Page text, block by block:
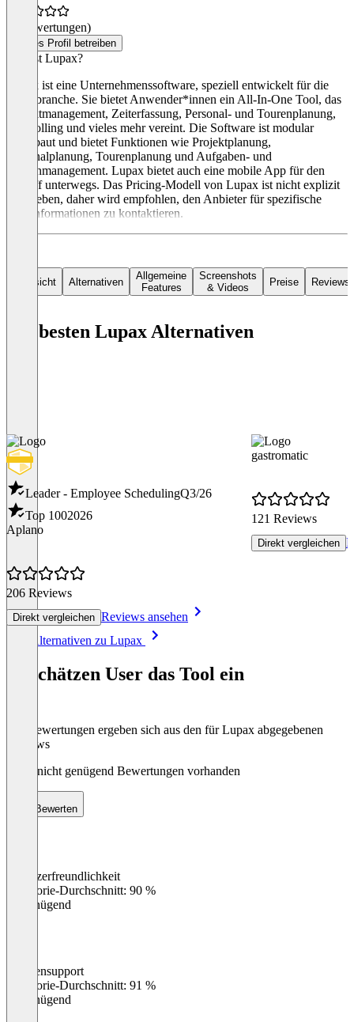
(0 Bewertungen)
Dieses Profil betreiben
Was ist Lupax?
Lupax ist eine Unternehmenssoftware, speziell entwickelt für die
Eventbranche. Sie bietet Anwender*innen ein All-In-One Tool, das
Projektmanagement, Zeiterfassung, Personal- und Tourenplanung,
Controlling und vieles mehr vereint. Die Software ist modular
aufgebaut und bietet Funktionen wie Projektplanung,
Personalplanung, Tourenplanung und Aufgaben- und
Terminmanagement. Lupax bietet auch eine mobile App für den
Zugriff unterwegs. Das Pricing-Modell von Lupax ist nicht explizit
angegeben, daher wird empfohlen, den Anbieter für spezifische
Preisinformationen zu kontaktieren.
Übersicht Alternativen
Allgemeine
Features
Screenshots
& Videos
Preise Reviews
Die besten Lupax Alternativen
Leader - Employee SchedulingQ3/26
Top 1002026
Aplano
206 Reviews
Direkt vergleichen Reviews ansehen
gastromatic
121 Reviews
Direkt vergleichen
Alle Alternativen zu Lupax
So schätzen User das Tool ein
Die Bewertungen ergeben sich aus den für Lupax abgegebenen
Reviews
Noch nicht genügend Bewertungen vorhanden
Bewerten
Benutzerfreundlichkeit
Kategorie-Durchschnitt: 90 %
Ungenügend
Kundensupport
Kategorie-Durchschnitt: 91 %
Ungenügend